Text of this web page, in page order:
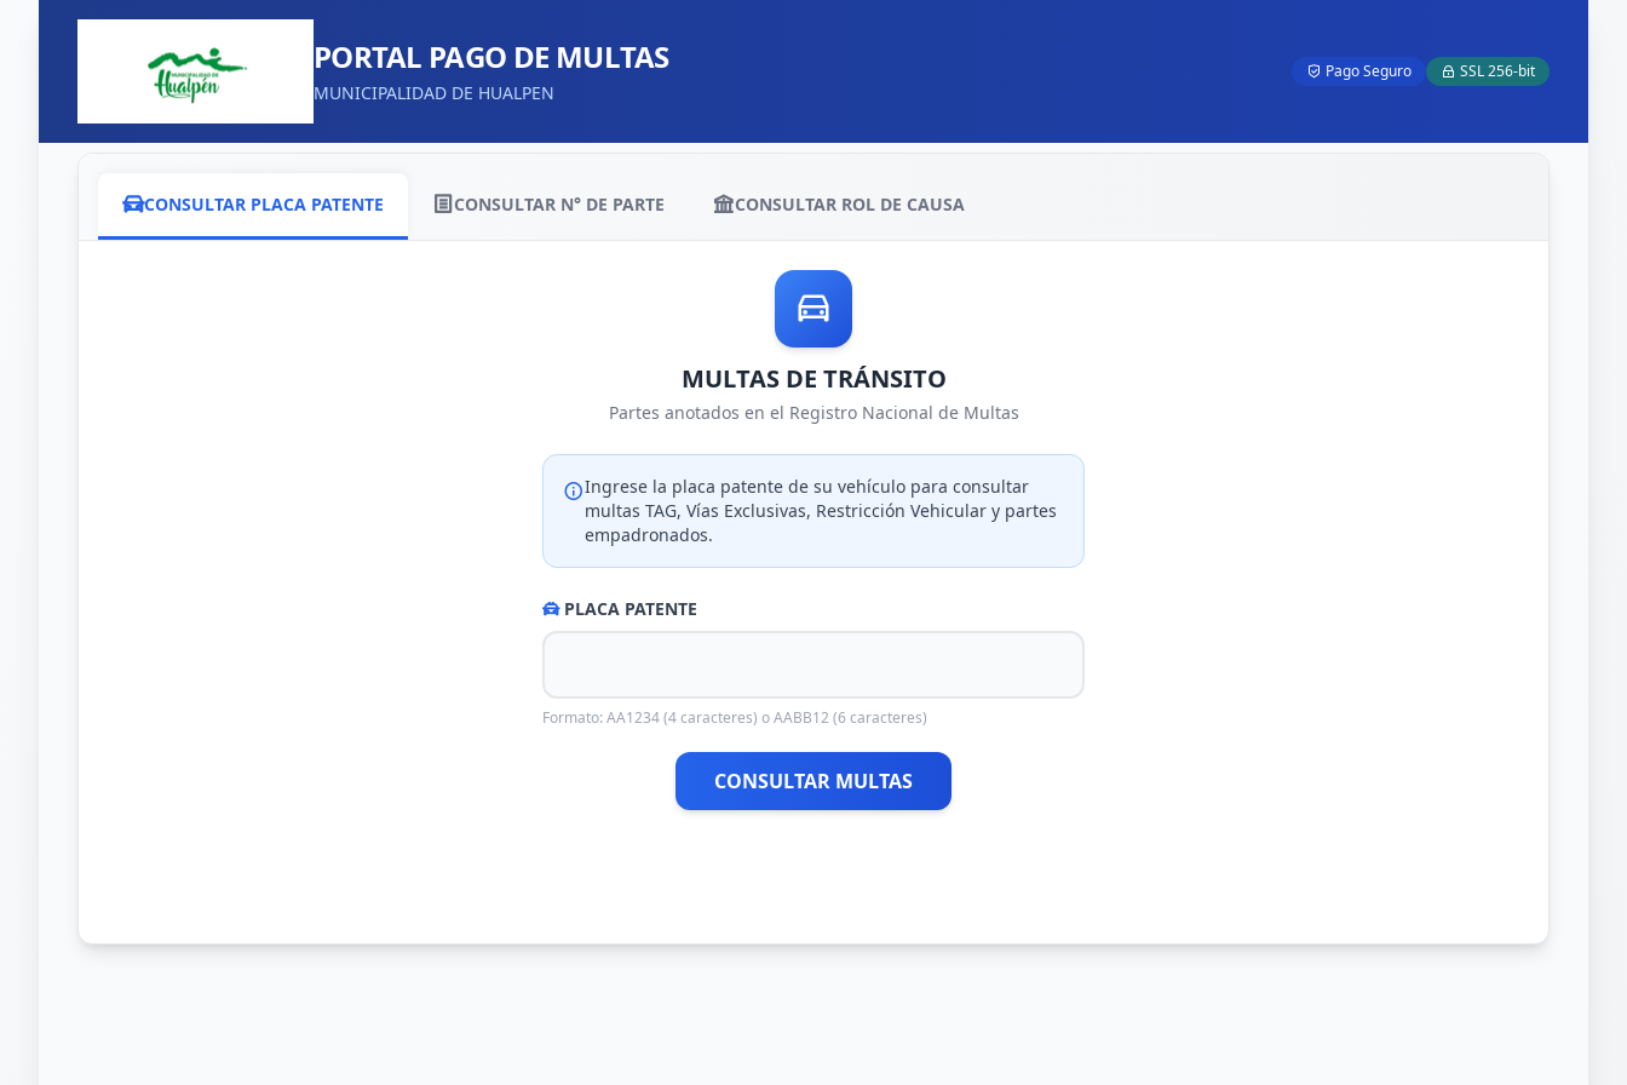
PORTAL PAGO DE MULTAS
MUNICIPALIDAD DE HUALPEN
Pago Seguro SSL 256-bit
CONSULTAR PLACA PATENTE CONSULTAR N° DE PARTE CONSULTAR ROL DE CAUSA
MULTAS DE TRÁNSITO
Partes anotados en el Registro Nacional de Multas
Ingrese la placa patente de su vehículo para consultar
multas TAG, Vías Exclusivas, Restricción Vehicular y partes
empadronados.
PLACA PATENTE
Formato: AA1234 (4 caracteres) o AABB12 (6 caracteres)